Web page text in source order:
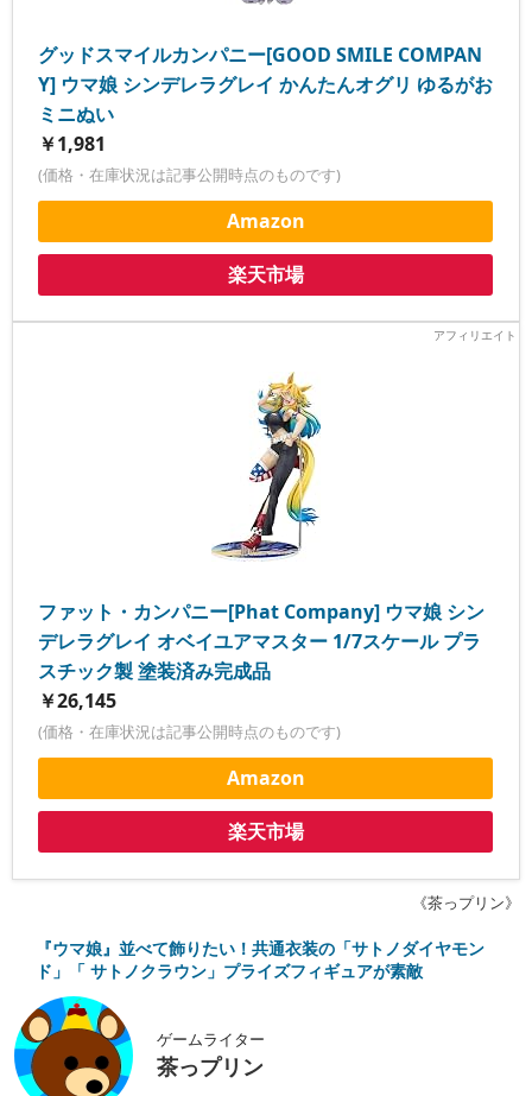
グッドスマイルカンパニー[GOOD SMILE COMPAN
Y] ウマ娘 シンデレラグレイ かんたんオグリ ゆるがお
ミニぬい
￥1,981
(価格・在庫状況は記事公開時点のものです)
Amazon
楽天市場
ファット・カンパニー[Phat Company] ウマ娘 シン
デレラグレイ オベイユアマスター 1/7スケール プラ
スチック製 塗装済み完成品
￥26,145
(価格・在庫状況は記事公開時点のものです)
Amazon
楽天市場
《茶っプリン》
『ウマ娘』並べて飾りたい！共通衣装の「サトノダイヤモン
ド」「 サトノクラウン」プライズフィギュアが素敵
ゲームライター
茶っプリン